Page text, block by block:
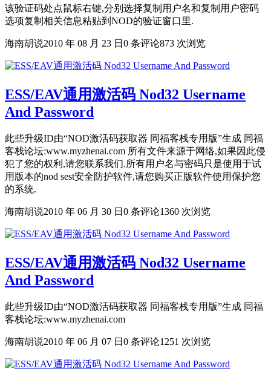
该验证码处点鼠标右键,分别选择复制用户名和复制用户密码
选项复制相关信息粘贴到NOD的验证窗口里.
海南胡说2010 年 08 月 23 日 0 条评论873 次浏览
ESS/EAV通用激活码 Nod32 Username
And Password
此些升级ID由“NOD激活码获取器 同福客栈专用版”生成 同福
客栈论坛:www.myzhenai.com 所有文件来源于网络,如果因此侵
犯了您的权利,请您联系我们.所有用户名与密码只是使用于试
用版本的nod sest安全防护软件,请您购买正版软件使用保护您
的系统.
海南胡说2010 年 06 月 30 日 0 条评论1360 次浏览
ESS/EAV通用激活码 Nod32 Username
And Password
此些升级ID由“NOD激活码获取器 同福客栈专用版”生成 同福
客栈论坛:www.myzhenai.com
海南胡说2010 年 06 月 07 日 0 条评论1251 次浏览